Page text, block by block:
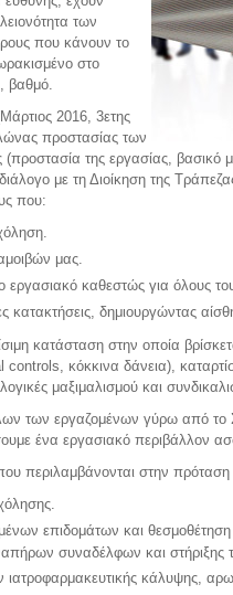
των
που κάνουν το
στο
βαθμό.
2016, 3ετης
προστασίας των
της εργασίας, βασικό
με τη Διοίκηση της
που:
μας.
εργασιακό καθεστώς για όλους
κατακτήσεις, δημιουργώντας
κατάσταση στην οποία
κόκκινα δάνεια),
μαξιμαλισμού και
των εργαζομένων γύρω από το
ένα εργασιακό περιβάλλον
περιλαμβάνονται στην
επιδομάτων και
συναδέλφων και στήριξης
κάλυψης,